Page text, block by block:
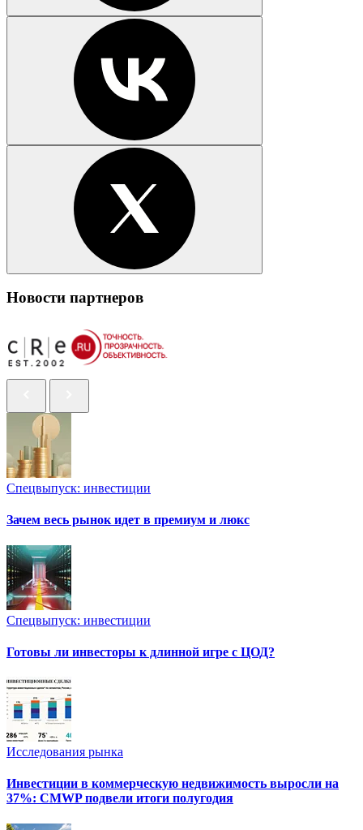
Новости партнеров
Спецвыпуск: инвестиции
Зачем весь рынок идет в премиум и люкс
Спецвыпуск: инвестиции
Готовы ли инвесторы к длинной игре с ЦОД?
Исследования рынка
Инвестиции в коммерческую недвижимость выросли на
37%: CMWP подвели итоги полугодия